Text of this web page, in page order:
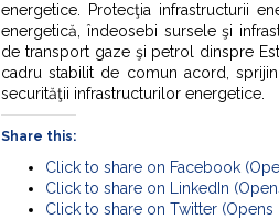
energetice. Protecţia infrastructurii
energetică, îndeosebi sursele şi
de transport gaze şi petrol dinspre
cadru stabilit de comun acord,
securităţii infrastructurilor energetice.
Share this:
Click to share on Facebook
Click to share on LinkedIn
Click to share on Twitter